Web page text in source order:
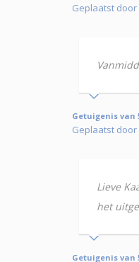
Geplaatst door
Getuigenis van
Geplaatst door
Lieve
het
Getuigenis van